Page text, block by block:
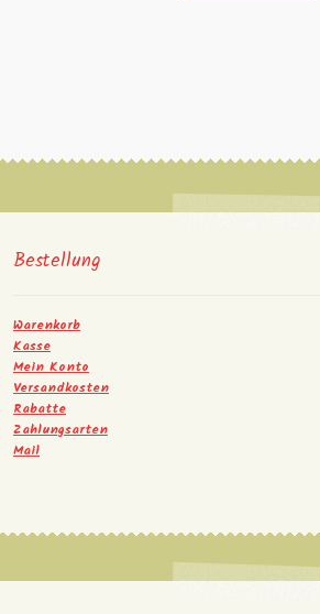
Bestellung
Warenkorb
Kasse
Mein Konto
Versandkosten
Rabatte
Zahlungsarten
Mail